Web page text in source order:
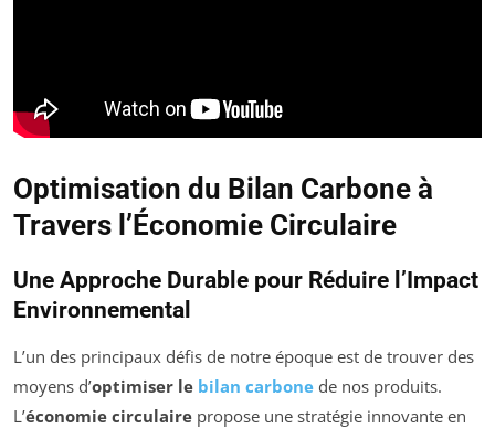
Optimisation du Bilan Carbone à
Travers l’Économie Circulaire
Une Approche Durable pour Réduire l’Impact
Environnemental
L’un des principaux défis de notre époque est de trouver des
moyens d’optimiser le bilan carbone de nos produits.
L’économie circulaire propose une stratégie innovante en